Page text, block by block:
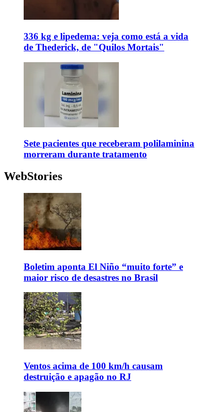
336 kg e lipedema: veja como está a vida
de Thederick, de "Quilos Mortais"
Sete pacientes que receberam polilaminina
morreram durante tratamento
WebStories
Boletim aponta El Niño “muito forte” e
maior risco de desastres no Brasil
Ventos acima de 100 km/h causam
destruição e apagão no RJ